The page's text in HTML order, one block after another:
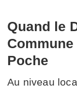
Quand le
Poche
Au niveau